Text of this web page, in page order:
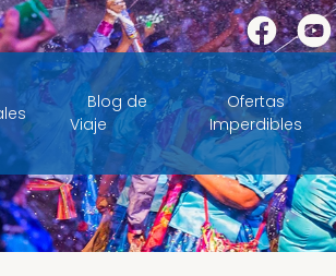
Facebook
Blog de
Viaje
Ofertas
Imperdibles